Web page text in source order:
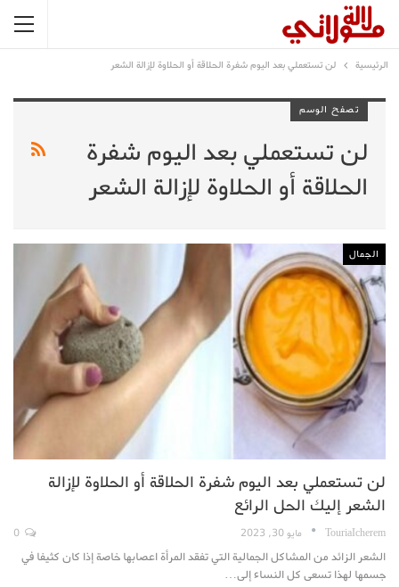
الرئيسية لن تستعملي بعد اليوم شفرة الحلاقة أو الحلاوة لإزالة الشعر
تصفح الوسم
لن تستعملي بعد اليوم شفرة
الحلاقة أو الحلاوة لإزالة الشعر
الجمال
لن تستعملي بعد اليوم شفرة الحلاقة أو الحلاوة لإزالة
الشعر إليك الحل الرائع
TouriaIcherem مايو 30, 2023
الشعر الزائد من المشاكل الجمالية التي تفقد المرأة اعصابها خاصة إذا كان كثيفا في
جسمها لهذا تسعى كل النساء إلى…